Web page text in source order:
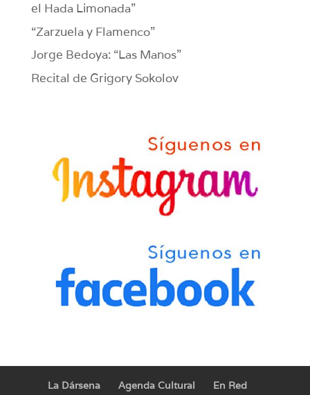
el Hada Limonada”
“Zarzuela y Flamenco”
Jorge Bedoya: “Las Manos”
Recital de Grigory Sokolov
La Dársena Agenda Cultural En Red